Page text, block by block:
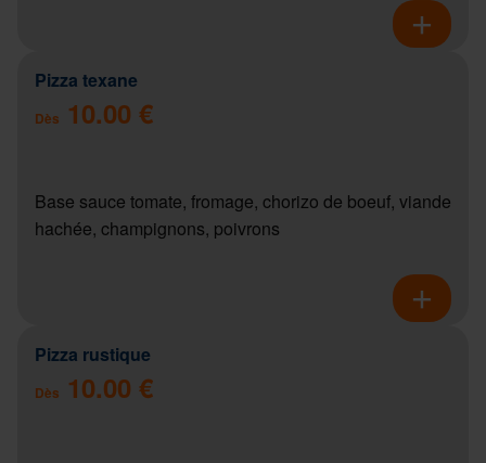
Pizza texane
Dès 10.00 €
Base sauce tomate, fromage, chorizo de boeuf, viande
hachée, champignons, poivrons
Pizza rustique
Dès 10.00 €